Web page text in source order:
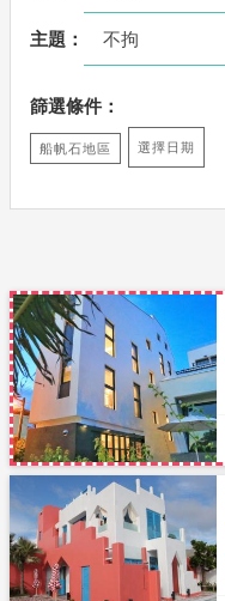
主題： 不拘
篩選條件：
船帆石地區 選擇日期